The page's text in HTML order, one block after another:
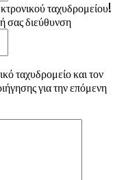
ταχυδρομείου!
σας διεύθυνση
ταχυδρομείο και τον
για την επόμενη